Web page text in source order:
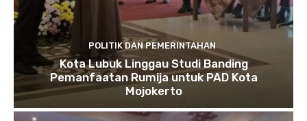
POLITIK DAN PEMERINTAHAN
Kota Lubuk Linggau Studi Banding
Pemanfaatan Rumija untuk PAD Kota
Mojokerto